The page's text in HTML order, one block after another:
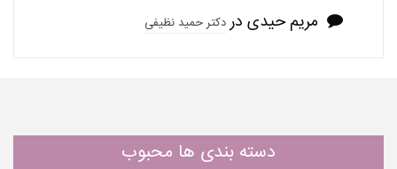
مریم حیدی دردکتر حمید نظیفی
دسته بندی ها محبوب